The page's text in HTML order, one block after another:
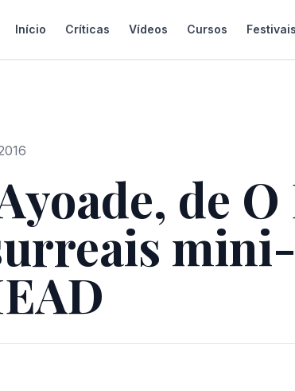
Início Críticas Vídeos Cursos Festivais
de